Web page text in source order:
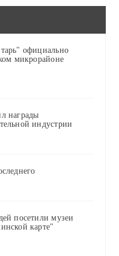
официально
микрорайоне
награды
индустрии
посетили музеи
карте"